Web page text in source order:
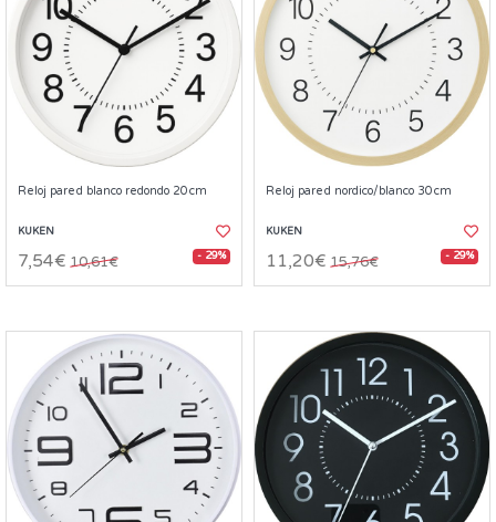
Reloj pared blanco redondo 20cm
KUKEN
7,54€ 10,61€ - 29%
Reloj pared nordico/blanco 30cm
KUKEN
11,20€ 15,76€ - 29%